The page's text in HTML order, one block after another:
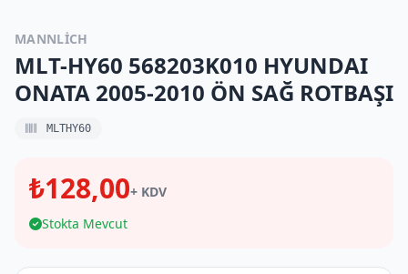
MANNLICH
MLT-HY60 568203K010 HYUNDAI
ONATA 2005-2010 ÖN SAĞ ROTBAŞI
MLTHY60
₺128,00+ KDV
Stokta Mevcut